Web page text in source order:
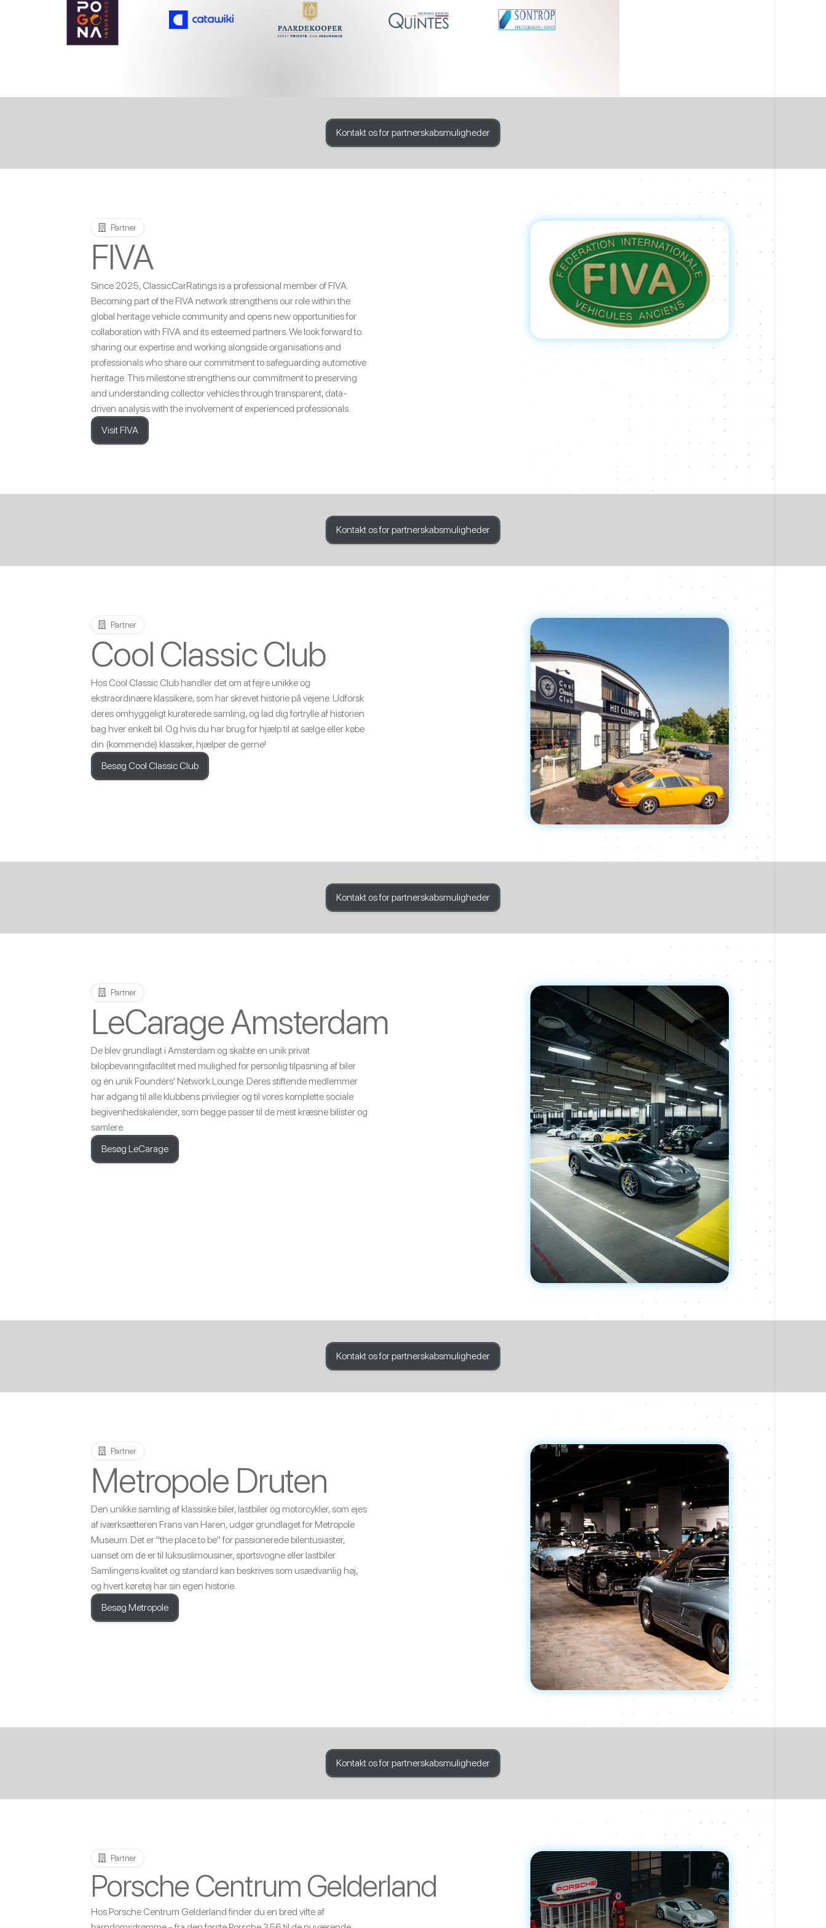
Kontakt os for partnerskabsmuligheder
Partner
FIVA
Since 2025, ClassicCarRatings is a professional member of FIVA.
Becoming part of the FIVA network strengthens our role within the
global heritage vehicle community and opens new opportunities for
collaboration with FIVA and its esteemed partners. We look forward to
sharing our expertise and working alongside organisations and
professionals who share our commitment to safeguarding automotive
heritage. This milestone strengthens our commitment to preserving
and understanding collector vehicles through transparent, data-
driven analysis with the involvement of experienced professionals.
Visit FIVA
Kontakt os for partnerskabsmuligheder
Partner
Cool Classic Club
Hos Cool Classic Club handler det om at fejre unikke og
ekstraordinære klassikere, som har skrevet historie på vejene. Udforsk
deres omhyggeligt kuraterede samling, og lad dig fortrylle af historien
bag hver enkelt bil. Og hvis du har brug for hjælp til at sælge eller købe
din (kommende) klassiker, hjælper de gerne!
Besøg Cool Classic Club
Kontakt os for partnerskabsmuligheder
Partner
LeCarage Amsterdam
De blev grundlagt i Amsterdam og skabte en unik privat
bilopbevaringsfacilitet med mulighed for personlig tilpasning af biler
og en unik Founders' Network Lounge. Deres stiftende medlemmer
har adgang til alle klubbens privilegier og til vores komplette sociale
begivenhedskalender, som begge passer til de mest kræsne bilister og
samlere.
Besøg LeCarage
Kontakt os for partnerskabsmuligheder
Partner
Metropole Druten
Den unikke samling af klassiske biler, lastbiler og motorcykler, som ejes
af iværksætteren Frans van Haren, udgør grundlaget for Metropole
Museum. Det er "the place to be" for passionerede bilentusiaster,
uanset om de er til luksuslimousiner, sportsvogne eller lastbiler.
Samlingens kvalitet og standard kan beskrives som usædvanlig høj,
og hvert køretøj har sin egen historie.
Besøg Metropole
Kontakt os for partnerskabsmuligheder
Partner
Porsche Centrum Gelderland
Hos Porsche Centrum Gelderland finder du en bred vifte af